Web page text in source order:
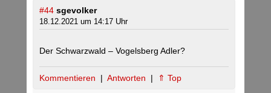
#44 sgevolker
18.12.2021 um 14:17 Uhr
Der Schwarzwald – Vogelsberg Adler?
Kommentieren | Antworten | ⇑ Top